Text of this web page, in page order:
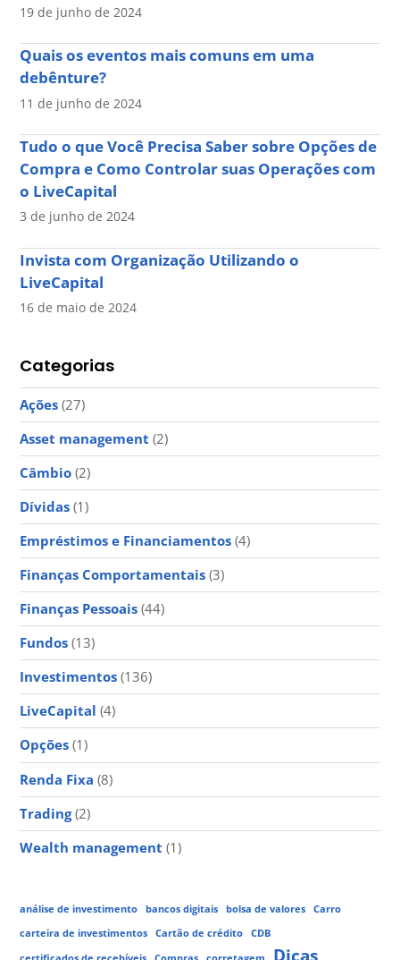
19 de junho de 2024
Quais os eventos mais comuns em uma
debênture?
11 de junho de 2024
Tudo o que Você Precisa Saber sobre Opções de
Compra e Como Controlar suas Operações com
o LiveCapital
3 de junho de 2024
Invista com Organização Utilizando o
LiveCapital
16 de maio de 2024
Categorias
Ações (27)
Asset management (2)
Câmbio (2)
Dívidas (1)
Empréstimos e Financiamentos (4)
Finanças Comportamentais (3)
Finanças Pessoais (44)
Fundos (13)
Investimentos (136)
LiveCapital (4)
Opções (1)
Renda Fixa (8)
Trading(2)
Wealth management (1)
análise de investimento bancos digitais bolsa de valores
Carro
carteira de investimentos
Cartão de crédito
CDB